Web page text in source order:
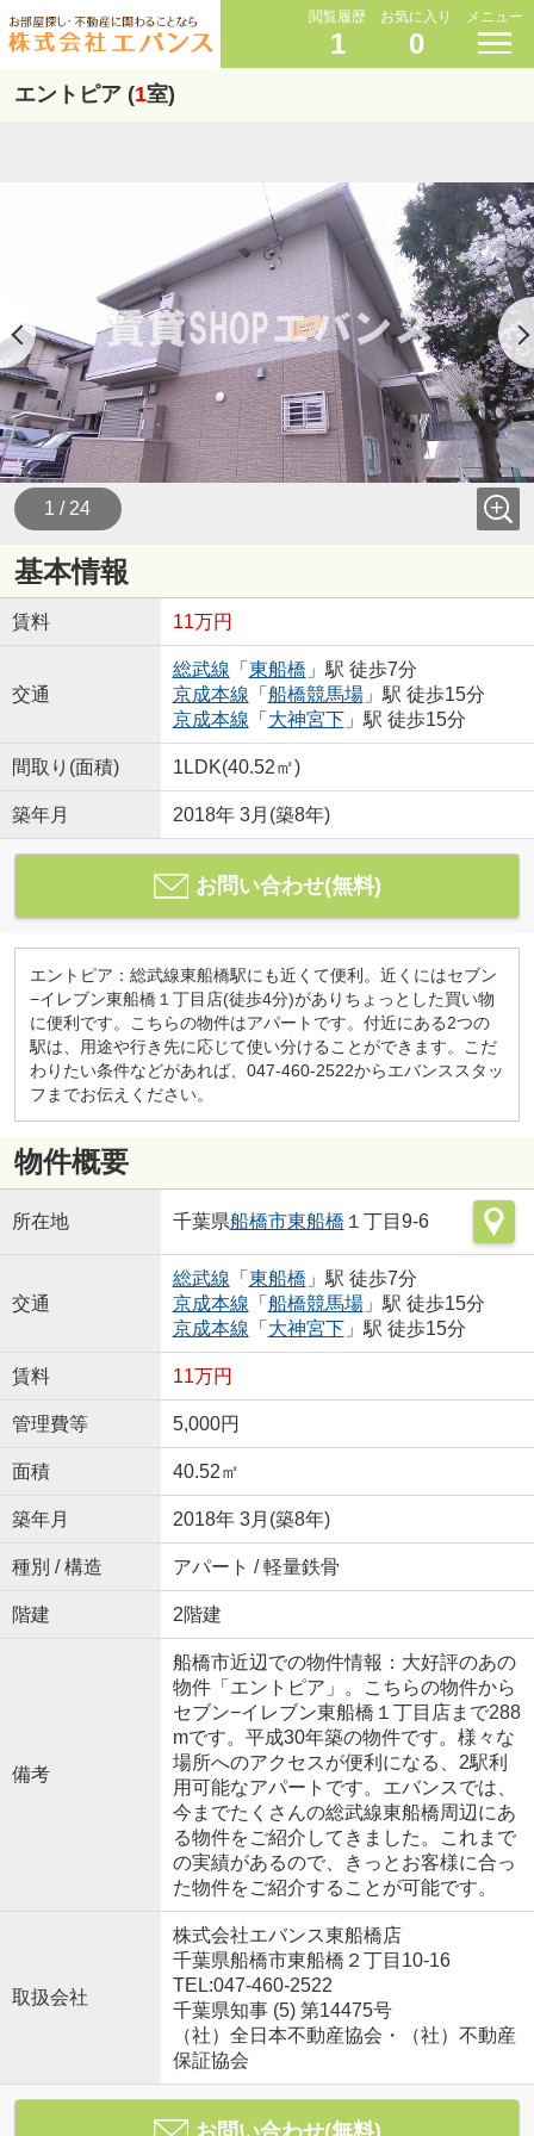
閲覧履歴
1
お気に入り
0
メニュー
エントピア (1室)
1 / 24
基本情報
賃料 11万円
交通
総武線 「 東船橋 」駅 徒歩7分
京成本線 「 船橋競馬場」駅 徒歩15分
京成本線 「 大神宮下」駅 徒歩15分
間取り(面積) 1LDK(40.52㎡)
築年月 2018年 3月(築8年)
お問い合わせ(無料)
エントピア：総武線東船橋駅にも近くて便利。近くにはセブン
−イレブン東船橋１丁目店(徒歩4分)がありちょっとした買い物
に便利です。こちらの物件はアパートです。付近にある2つの
駅は、用途や行き先に応じて使い分けることができます。こだ
わりたい条件などがあれば、047-460-2522からエバンススタッ
フまでお伝えください。
物件概要
所在地 千葉県船橋市東船橋 １丁目9-6
交通
総武線 「 東船橋 」駅 徒歩7分
京成本線 「 船橋競馬場」駅 徒歩15分
京成本線 「 大神宮下」駅 徒歩15分
賃料 11万円
管理費等 5,000円
面積 40.52㎡
築年月 2018年 3月(築8年)
種別 / 構造 アパート / 軽量鉄骨
階建 2階建
備考
船橋市近辺での物件情報：大好評のあの
物件「エントピア」。こちらの物件から
セブン−イレブン東船橋１丁目店まで288
mです。平成30年築の物件です。様々な
場所へのアクセスが便利になる、2駅利
用可能なアパートです。エバンスでは、
今までたくさんの総武線東船橋周辺にあ
る物件をご紹介してきました。これまで
の実績があるので、きっとお客様に合っ
た物件をご紹介することが可能です。
取扱会社
株式会社エバンス東船橋店
千葉県船橋市東船橋２丁目10-16
TEL:047-460-2522
千葉県知事 (5) 第14475号
（社）全日本不動産協会・（社）不動産
保証協会
お問い合わせ(無料)